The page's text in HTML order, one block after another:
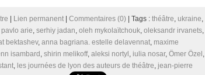
Lien permanent Commentaires (0) | Tags : théâtre, ukraine,
pavlo arie, serhiy jadan, oleh mykolaïtchouk, oleksandr irvanets,
bektashev, anna bagriana. estelle delavennat, maxime
isambard , shirin melikoff, aleksi nortyl , iulia nosar, Ömer Özel ,
, les journées de lyon des auteurs de théâtre, jean-pierre